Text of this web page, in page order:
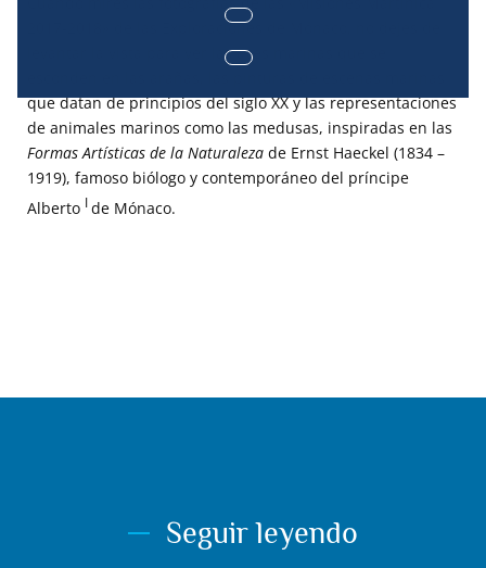
2017-2018» de las Exploraciones de Mónaco, no dejes de
levantar la vista para ver las aves marinas que se
que datan de principios del siglo XX y las representaciones
de animales marinos como las medusas, inspiradas en las
Formas Artísticas de la Naturaleza de Ernst Haeckel (1834 –
1919), famoso biólogo y contemporáneo del príncipe
Alberto I de Mónaco.
Seguir leyendo